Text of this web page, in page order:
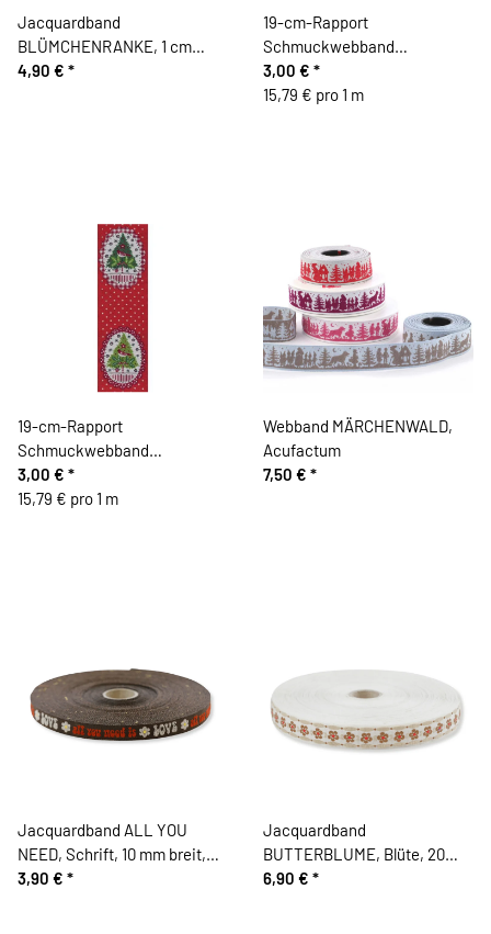
Jacquardband
BLÜMCHENRANKE, 1 cm
breit, Kafka
4,90 € *
19-cm-Rapport
Schmuckwebband
WEIHNACHTSOVALE, beige,
Acufactum
3,00 € *
15,79 € pro 1 m
19-cm-Rapport
Schmuckwebband
WEIHNACHTSOVALE, rot,
Acufactum
3,00 € *
15,79 € pro 1 m
Webband MÄRCHENWALD,
Acufactum
7,50 € *
Jacquardband ALL YOU
NEED, Schrift, 10 mm breit,
braun, Kafka
3,90 € *
Jacquardband
BUTTERBLUME, Blüte, 20
mm breit, creme, Kafka
6,90 € *